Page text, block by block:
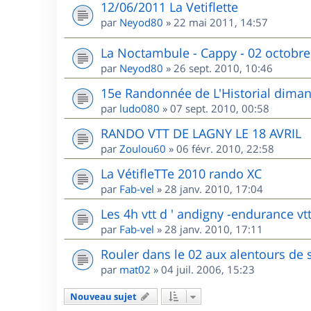
12/06/2011 La Vetiflette
par Neyod80 » 22 mai 2011, 14:57
La Noctambule - Cappy - 02
par Neyod80 » 26 sept. 2010, 10:46
15e Randonnée de L'Historial
par ludo080 » 07 sept. 2010, 00:58
RANDO VTT DE LAGNY LE 18 AVRIL
par Zoulou60 » 06 févr. 2010, 22:58
La VétifleTTe 2010 rando XC
par Fab-vel » 28 janv. 2010, 17:04
Les 4h vtt d ' andigny -endurance
par Fab-vel » 28 janv. 2010, 17:11
Rouler dans le 02 aux alentours de
par mat02 » 04 juil. 2006, 15:23
Nouveau sujet